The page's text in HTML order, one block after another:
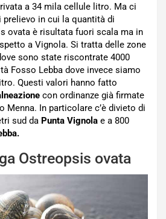
a 34 mila cellule litro. Ma ci
in cui la quantità di
ovata è risultata fuori scala ma in
a Vignola. Si tratta delle zone
sono state riscontrate 4000
Fosso Lebba dove invece siamo
Questi valori hanno fatto
con ordinanze già firmate
Menna. In particolare c’è divieto di
sud da Punta Vignola e a 800
Ostreopsis ovata